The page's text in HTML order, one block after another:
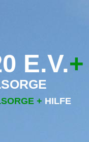
E.V.+
+ HILFE